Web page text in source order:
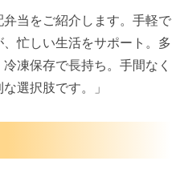
当をご紹介します。手軽で
忙しい生活をサポート。多
凍保存で長持ち。手間なく
選択肢です。」